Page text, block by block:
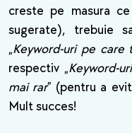
creste pe masura
sugerate), trebuie
„Keyword-uri pe
respectiv „Keyword-
mai rar” (pentru a
Mult succes!